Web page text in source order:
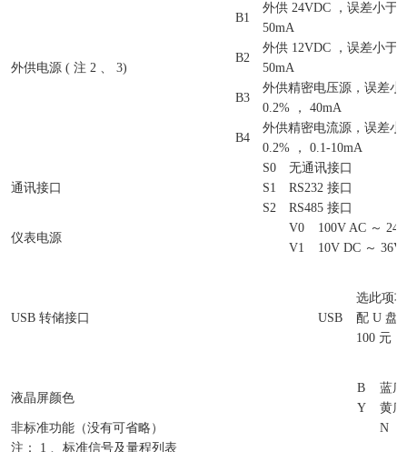
外供电源 ( 注 2 、 3)
B1
外供 24VDC ，误差小于
50mA
B2
外供 12VDC ，误差小于
50mA
B3
外供精密电压源，误差小
0.2% ， 40mA
B4
外供精密电流源，误差小
0.2% ， 0.1-10mA
通讯接口
S0
无通讯接口
S1
RS232 接口
S2
RS485 接口
仪表电源
V0
100V AC ～
V1
10V DC ～ 36V
USB 转储接口 USB
选此项
配 U 盘
100 元
液晶屏颜色
B
蓝
Y
黄
非标准功能（没有可省略）
N
注： 1 、标准信号及量程列表